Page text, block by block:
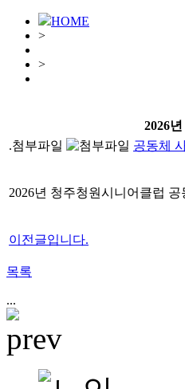
HOME
>
>
2026
.첨부파일
공동체
2026년 청주청원시니어클럽
이전글입니다.
목록
...